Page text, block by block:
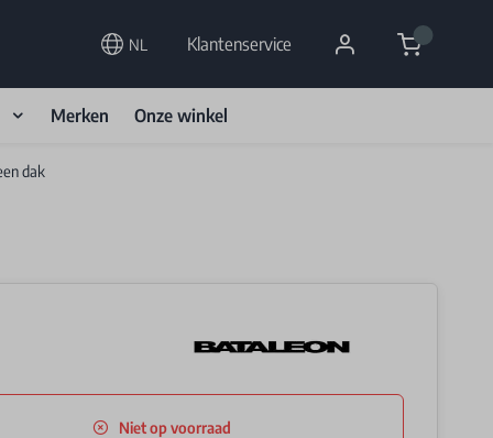
NL Klantenservice Cart
Merken Onze winkel
dak
Niet op voorraad